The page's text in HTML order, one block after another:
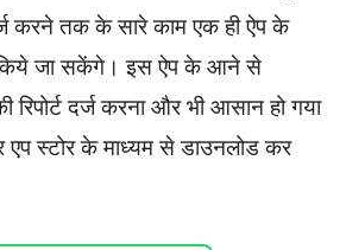
दर्ज करने तक के सारे काम एक ही ऐप के
जा सकेंगे। इस ऐप के आने से
दर्ज करना और भी आसान हो गया
स्टोर के माध्यम से डाउनलोड कर